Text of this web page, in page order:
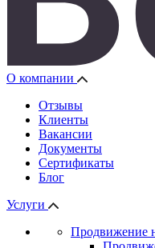
О компании
Отзывы
Клиенты
Вакансии
Документы
Сертификаты
Блог
Услуги
Продвижение